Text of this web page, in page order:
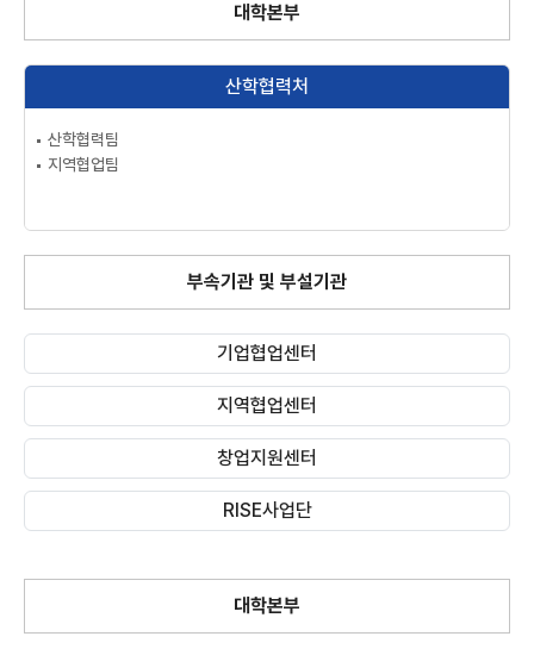
대학본부
산학협력처
산학협력팀
지역협업팀
부속기관 및 부설기관
기업협업센터
지역협업센터
창업지원센터
RISE사업단
대학본부